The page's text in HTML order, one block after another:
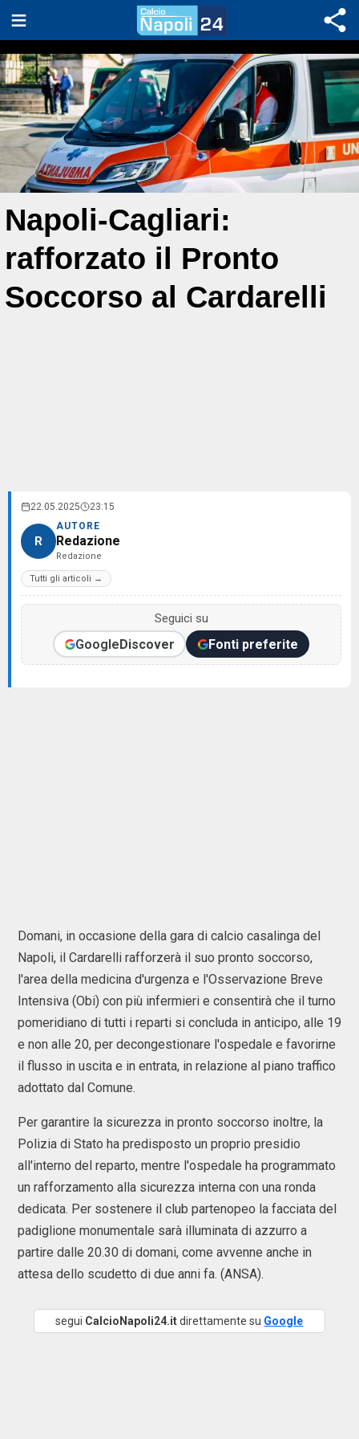
Napoli-Cagliari:
rafforzato il Pronto
Soccorso al Cardarelli
22.05.2025 23:15
R
AUTORE
Redazione
Redazione
Tutti gli articoli →
Seguici su
GoogleDiscover Fonti preferite
Domani, in occasione della gara di calcio casalinga del
Napoli, il Cardarelli rafforzerà il suo pronto soccorso,
l'area della medicina d'urgenza e l'Osservazione Breve
Intensiva (Obi) con più infermieri e consentirà che il turno
pomeridiano di tutti i reparti si concluda in anticipo, alle 19
e non alle 20, per decongestionare l'ospedale e favorirne
il flusso in uscita e in entrata, in relazione al piano traffico
adottato dal Comune.
Per garantire la sicurezza in pronto soccorso inoltre, la
Polizia di Stato ha predisposto un proprio presidio
all'interno del reparto, mentre l'ospedale ha programmato
un rafforzamento alla sicurezza interna con una ronda
dedicata. Per sostenere il club partenopeo la facciata del
padiglione monumentale sarà illuminata di azzurro a
partire dalle 20.30 di domani, come avvenne anche in
attesa dello scudetto di due anni fa. (ANSA).
segui CalcioNapoli24.itdirettamente su Google